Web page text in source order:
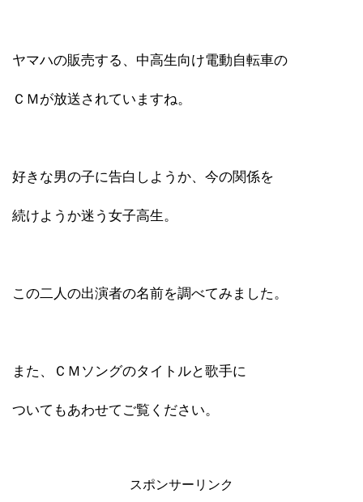
ヤマハの販売する、中高生向け電動自転車の
ＣＭが放送されていますね。
好きな男の子に告白しようか、今の関係を
続けようか迷う女子高生。
この二人の出演者の名前を調べてみました。
また、ＣＭソングのタイトルと歌手に
ついてもあわせてご覧ください。
スポンサーリンク